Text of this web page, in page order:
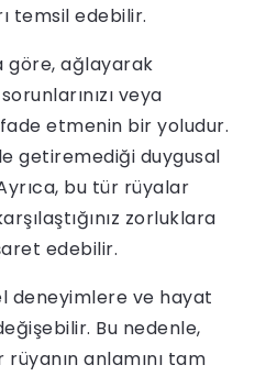
temsil edebilir.
göre, ağlayarak
veya
ifade etmenin bir yoludur.
getiremediği duygusal
bu tür rüyalar
zorluklara
edebilir.
deneyimlere ve hayat
Bu nedenle,
rüyanın anlamını tam